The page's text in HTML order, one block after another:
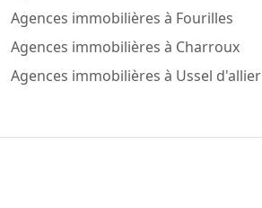
Agences immobilières à Fourilles
Agences immobilières à Charroux
Agences immobilières à Ussel d'allier